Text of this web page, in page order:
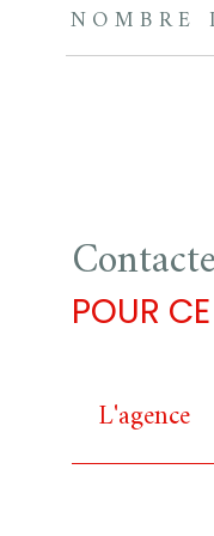
NOMBRE
POUR
L'agence